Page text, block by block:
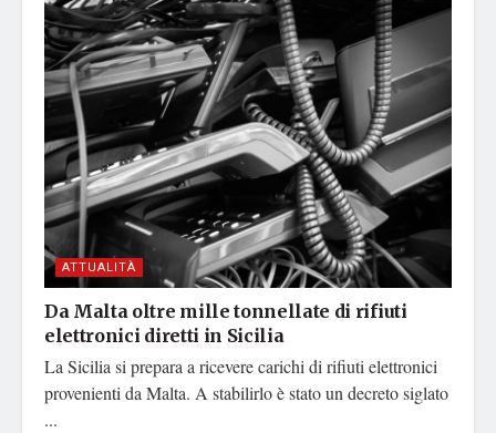
ATTUALITÀ
Da Malta oltre mille tonnellate di rifiuti
elettronici diretti in Sicilia
La Sicilia si prepara a ricevere carichi di rifiuti elettronici
provenienti da Malta. A stabilirlo è stato un decreto siglato
...